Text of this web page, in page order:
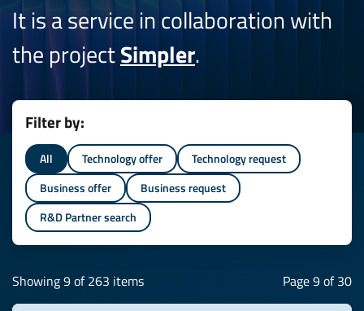
It is a service in collaboration with
the projectSimpler.
Filter by:
All Technology offer
Technology request
Business offer
Business request
R&D Partner search
Showing 9 of 263 items Page 9 of 30